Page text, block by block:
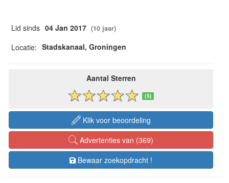
Lid sinds 04 Jan 2017 (10 jaar)
Locatie: Stadskanaal, Groningen
Aantal Sterren
(5)
Klik voor beoordeling
Advertenties van (369)
Bewaar zoekopdracht !